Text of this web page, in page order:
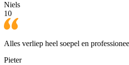
Niels
10
Alles verliep heel soepel en
Pieter